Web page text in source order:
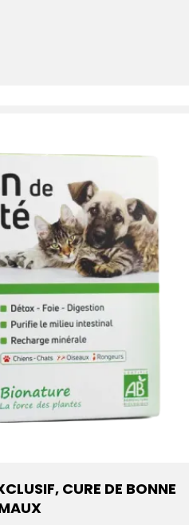
CURE DE BONNE